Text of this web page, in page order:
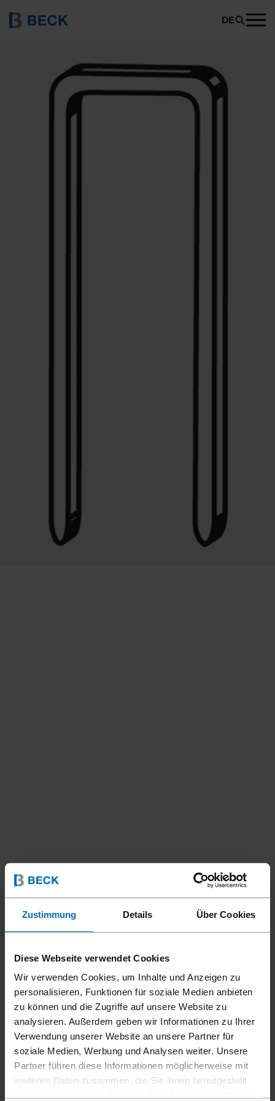
Zustimmung Details Über Cookies
Diese Webseite verwendet Cookies
Wir verwenden Cookies, um Inhalte und Anzeigen zu
personalisieren, Funktionen für soziale Medien anbieten
zu können und die Zugriffe auf unsere Website zu
analysieren. Außerdem geben wir Informationen zu Ihrer
Verwendung unserer Website an unsere Partner für
soziale Medien, Werbung und Analysen weiter. Unsere
Partner führen diese Informationen möglicherweise mit
weiteren Daten zusammen, die Sie ihnen bereitgestellt
BECK 99 PRODUKT ANFRAGEN
DE